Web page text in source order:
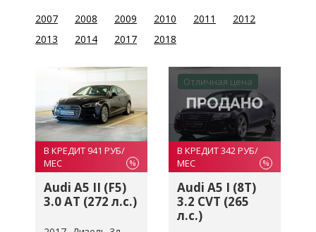
2007 2008 2009 2010 2011
2012
2013
2014 2017 2018
В КРЕДИТ 941 РУБ/
МЕС
%
Audi A5 II (F5)
3.0 AT (272 л.с.)
Отличная цена
В КРЕДИТ 342 РУБ/
МЕС
%
Audi A5 I (8T)
3.2 CVT (265
л.с.)